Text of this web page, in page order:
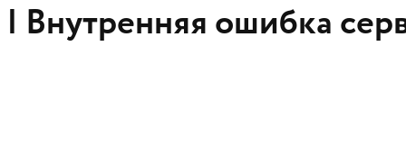
Внутренняя ошибка